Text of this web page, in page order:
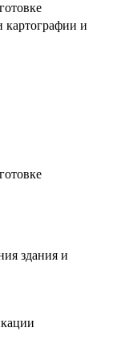
картографии и
здания и